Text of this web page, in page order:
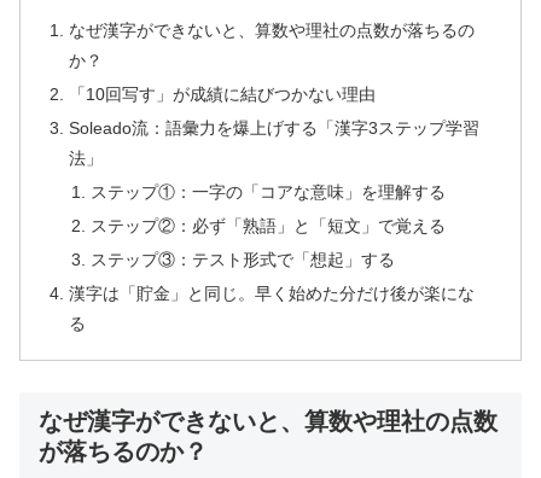
なぜ漢字ができないと、算数や理社の点数が落ちるの
か？
「10回写す」が成績に結びつかない理由
Soleado流：語彙力を爆上げする「漢字3ステップ学習
法」
ステップ①：一字の「コアな意味」を理解する
ステップ②：必ず「熟語」と「短文」で覚える
ステップ③：テスト形式で「想起」する
漢字は「貯金」と同じ。早く始めた分だけ後が楽にな
る
なぜ漢字ができないと、算数や理社の点数
が落ちるのか？